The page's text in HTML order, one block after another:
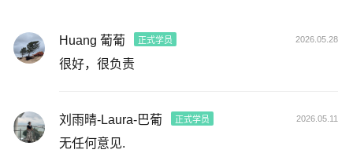
Huang 葡葡 正式学员 2026.05.28
很好，很负责
刘雨晴-Laura-巴葡 正式学员 2026.05.11
无任何意见.